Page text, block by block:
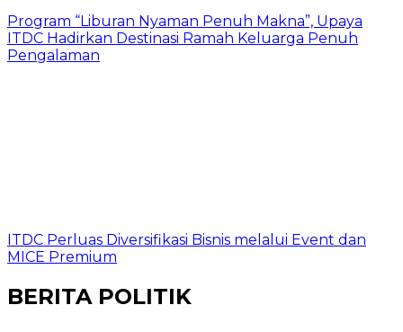
Program “Liburan Nyaman Penuh Makna”, Upaya
ITDC Hadirkan Destinasi Ramah Keluarga Penuh
Pengalaman
ITDC Perluas Diversifikasi Bisnis melalui Event dan
MICE Premium
BERITA POLITIK